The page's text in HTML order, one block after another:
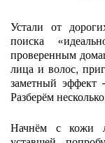
Устали от
поиска
проверенным
лица и волос,
заметный эффект
Разберёмнесколько
Начнём скожи